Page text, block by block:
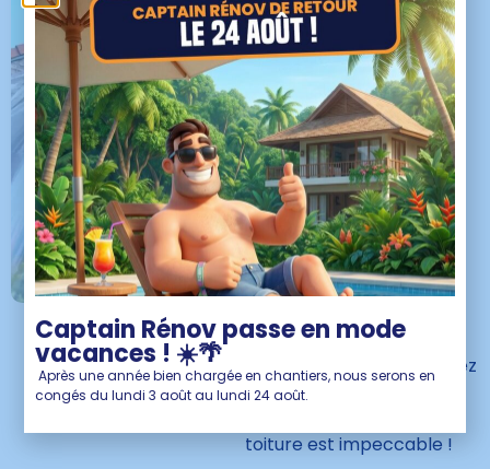
réalisé en
toute sécurité
Nos équipes disposent de
tous les équipements de
sécurité et de protection
pour effectuer votre
démoussage de toiture
dans les meilleures
conditions, sans risquer
d’endommager vos
végétaux, ferronneries ou
autres éléments
environnants. La seule
chose que vous remarquez
suite à notre passage,
toiture est impeccable !
Captain Rénov passe en mode
vacances ! ☀️🌴
Après une année bien chargée en chantiers, nous serons en
congés du lundi 3 août au lundi 24 août.